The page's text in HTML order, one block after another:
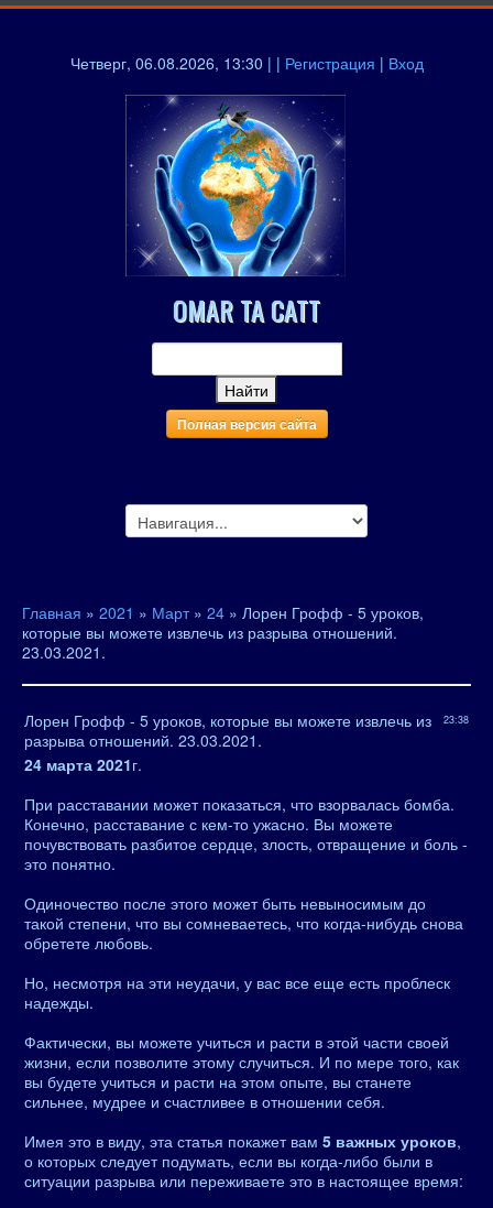
Четверг, 06.08.2026, 13:30 | | Регистрация | Вход
OMAR TA CATT
Полная версия сайта
Главная » 2021 » Март » 24 » Лорен Грофф - 5 уроков,
которые вы можете извлечь из разрыва отношений.
23.03.2021.
23:38
Лорен Грофф - 5 уроков, которые вы можете извлечь из
разрыва отношений. 23.03.2021.
24 марта 2021г.
При расставании может показаться, что взорвалась бомба.
Конечно, расставание с кем-то ужасно. Вы можете
почувствовать разбитое сердце, злость, отвращение и боль -
это понятно.
Одиночество после этого может быть невыносимым до
такой степени, что вы сомневаетесь, что когда-нибудь снова
обретете любовь.
Но, несмотря на эти неудачи, у вас все еще есть проблеск
надежды.
Фактически, вы можете учиться и расти в этой части своей
жизни, если позволите этому случиться. И по мере того, как
вы будете учиться и расти на этом опыте, вы станете
сильнее, мудрее и счастливее в отношении себя.
Имея это в виду, эта статья покажет вам 5 важных уроков,
о которых следует подумать, если вы когда-либо были в
ситуации разрыва или переживаете это в настоящее время: